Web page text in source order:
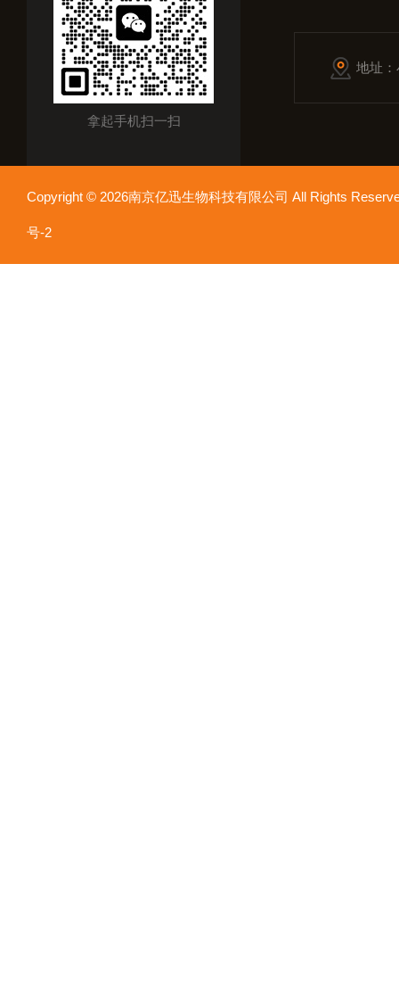
拿起手机扫一扫
地址
Copyright © 2026南京亿迅生物科技有限公司 All Rights
号-2